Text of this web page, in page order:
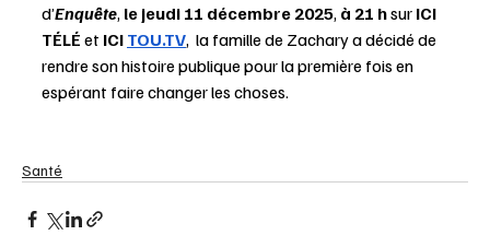
d’Enquête, le jeudi 11 décembre 2025, à 21 h sur ICI
TÉLÉ et ICI TOU.TV, la famille de Zachary a décidé de
rendre son histoire publique pour la première fois en
espérant faire changer les choses.
Santé